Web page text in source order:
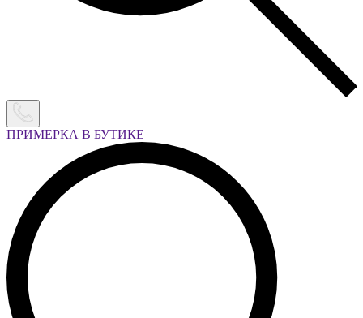
ПРИМЕРКА В БУТИКЕ